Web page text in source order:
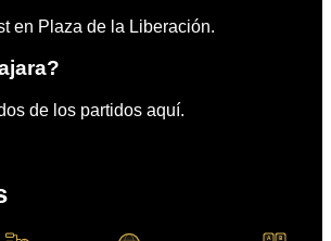
en Plaza de la Liberación.
?
de los partidos aquí.
A
B